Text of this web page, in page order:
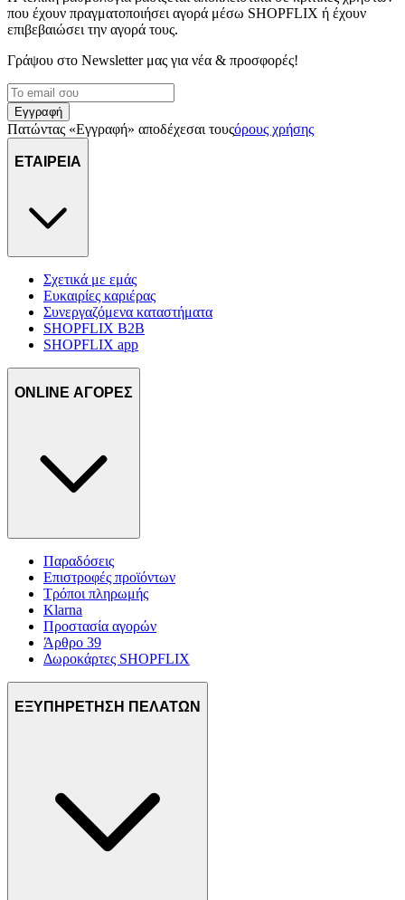
διαφημίσεων και περιεχομένου, τις μετρήσεις σχετικά με
διαφημίσεις και περιεχόμενο, την καλύτερη εικόνα του κοινού
πληροφορίες σχετικά με την από μέρους σας χρήση της
τοποθεσίας μας στους συνεργάτες μέσων κοινωνικής
δικτύωσης, διαφημίσεων και ανάλυσης.
που έχουν πραγματοποιήσει αγορά μέσω SHOPFLIX ή έχουν
επιβεβαιώσει την αγορά τους.
Γράψου στο Νewsletter μας για νέα & προσφορές!
Εγγραφή
Πατώντας «Εγγραφή» αποδέχεσαι τουςόρους χρήσης
ΕΤΑΙΡΕΙΑ
Σχετικά με εμάς
Ευκαιρίες καριέρας
Συνεργαζόμενα καταστήματα
SHOPFLIX B2B
SHOPFLIX app
ONLINE ΑΓΟΡΕΣ
Παραδόσεις
Επιστροφές προϊόντων
Τρόποι πληρωμής
Klarna
Προστασία αγορών
Άρθρο 39
Δωροκάρτες SHOPFLIX
ΕΞΥΠΗΡΕΤΗΣΗ ΠΕΛΑΤΩΝ